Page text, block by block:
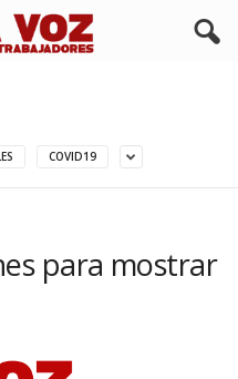
COVID19
para mostrar